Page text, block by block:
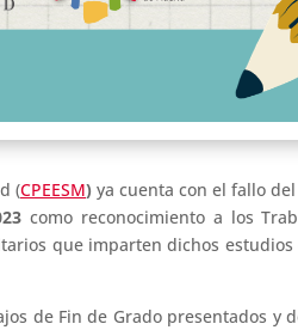
(CPEESM) ya cuenta con el fallo
como reconocimiento a los
que imparten dichos
de Fin de Grado presentados y